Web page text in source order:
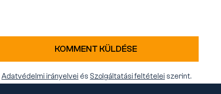
KOMMENT KÜLDÉSE
Adatvédelmi irányelvei és Szolgáltatási feltételei szerint.